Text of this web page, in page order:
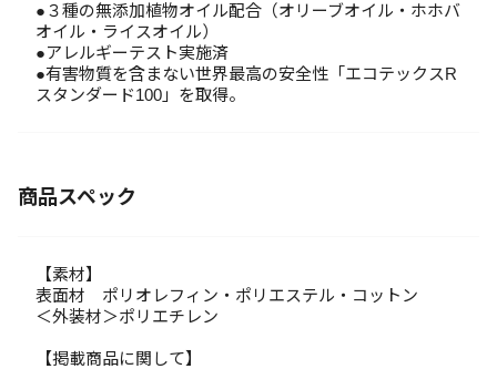
●３種の無添加植物オイル配合（オリーブオイル・ホホバ
オイル・ライスオイル）
●アレルギーテスト実施済
●有害物質を含まない世界最高の安全性「エコテックスR
スタンダード100」を取得。
商品スペック
【素材】
表面材 ポリオレフィン・ポリエステル・コットン
＜外装材＞ポリエチレン
【掲載商品に関して】